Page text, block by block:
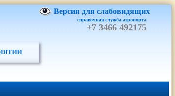
Версия для слабовидящих
справочная служба аэропорта
+7 3466 492175